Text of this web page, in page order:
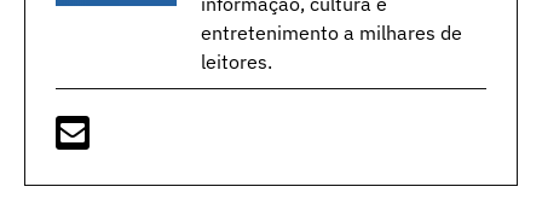
entretenimento a milhares de
leitores.